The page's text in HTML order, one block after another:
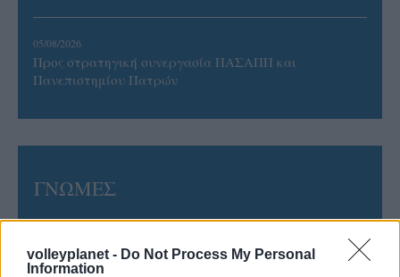
volleyplanet - Do Not Process My Personal
Information
05/08/2026
Προς στρατηγική συνεργασία ΠΑΣΑΠΠ και
Πανεπιστημίου Πατρών
ΓΝΩΜΕΣ
ΠΕΝΥ ΡΟΝΤΟΓΙΑΝΝΗ